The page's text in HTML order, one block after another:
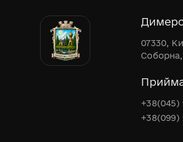
07330,
Соборна,
+38(045)
+38(099)